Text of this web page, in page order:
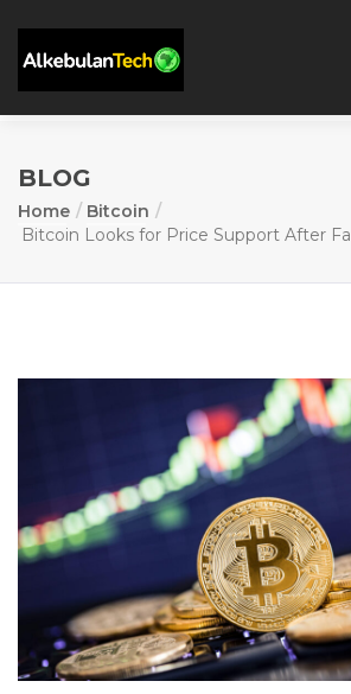
BLOG
Home
Bitcoin
Bitcoin Looks for Price Support After